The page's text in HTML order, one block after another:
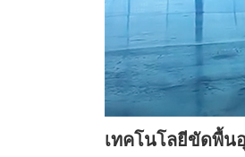
เทคโนโลยีขัดพื้น